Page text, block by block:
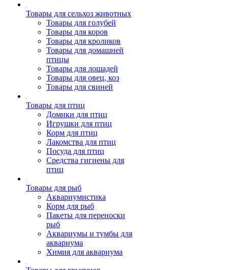
Товары для сельхоз животных
Товары для голубей
Товары для коров
Товары для кроликов
Товары для домашней
птицы
Товары для лошадей
Товары для овец, коз
Товары для свиней
Товары для птиц
Домики для птиц
Игрушки для птиц
Корм для птиц
Лакомства для птиц
Посуда для птиц
Средства гигиены для
птиц
Товары для рыб
Аквариумистика
Корм для рыб
Пакеты для переноски
рыб
Аквариумы и тумбы для
аквариума
Химия для аквариума